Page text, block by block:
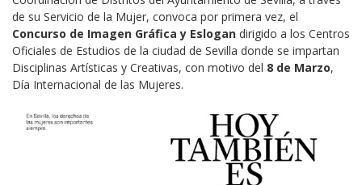
de su Servicio de la Mujer, convoca por primera vez, el
Concurso de Imagen Gráfica y Eslogan dirigido a los Centros
Oficiales de Estudios de la ciudad de Sevilla donde se impartan
Disciplinas Artísticas y Creativas, con motivo del 8 de Marzo,
Día Internacional de las Mujeres.